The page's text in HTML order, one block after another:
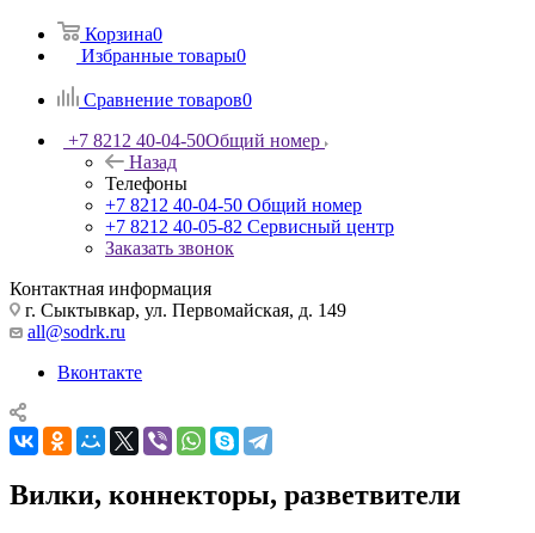
Корзина0
Избранные товары0
Сравнение товаров0
+7 8212 40-04-50Общий номер
Назад
Телефоны
+7 8212 40-04-50 Общий номер
+7 8212 40-05-82 Сервисный центр
Заказать звонок
Контактная информация
г. Сыктывкар, ул. Первомайская, д. 149
all@sodrk.ru
Вконтакте
Вилки, коннекторы, разветвители